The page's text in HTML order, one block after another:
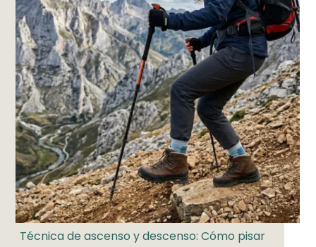
Técnica de ascenso y descenso: Cómo pisar